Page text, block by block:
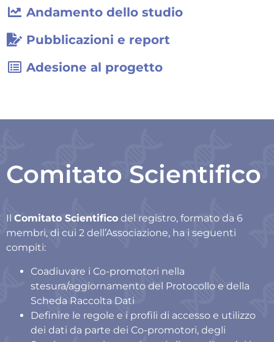
Andamento dello studio
Pubblicazioni e report
Adesione al progetto
Comitato Scientifico
Il Comitato Scientifico del registro, formato da 6
membri, di cui 2 dell’Associazione, ha i seguenti
compiti:
Coadiuvare i Co-promotori nella
stesura/aggiornamento del Protocollo e della
Scheda Raccolta Dati
Definire le regole e i profili di accesso e utilizzo
dei dati da parte dei Co-promotori, degli